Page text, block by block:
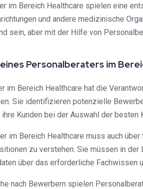
im Bereich Healthcare spielen eine
und andere medizinische
sein, aber mit der Hilfe von
Personalberaters im
im Bereich Healthcare hat die
Sie identifizieren potenzielle
Kunden bei der Auswahl der
im Bereich Healthcare muss auch
zu verstehen. Sie müssen in
über das erforderliche Fachwissen
nach Bewerbern spielen